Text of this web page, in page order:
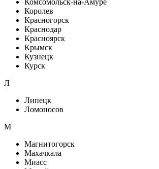
Комсомольск-на-Амуре
Королев
Красногорск
Краснодар
Красноярск
Крымск
Кузнецк
Курск
Л
Липецк
Ломоносов
М
Магнитогорск
Махачкала
Миасс